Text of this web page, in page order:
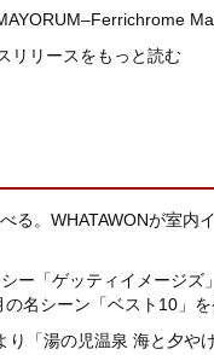
リリースをもっと読む
る。WHATAWONが室
ー「ゲッティイメージ
名シーン「ベスト10」を
り「湯の児温泉 海と夕